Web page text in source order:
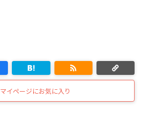
マイページにお気に入り